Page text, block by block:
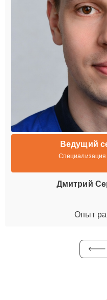
Ведущий
Дмитрий
Опыт